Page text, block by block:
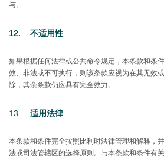
与。
12. 不适用性
如果根据任何法律或公共命令规定，本条款和条
效、非法或不可执行，则该条款应视为在其无效
除，其余条款仍应具有完全效力。
13. 适用法律
本条款和条件完全按照比利时法律管理和解释，
法或司法管辖区的选择原则。与本条款和条件有